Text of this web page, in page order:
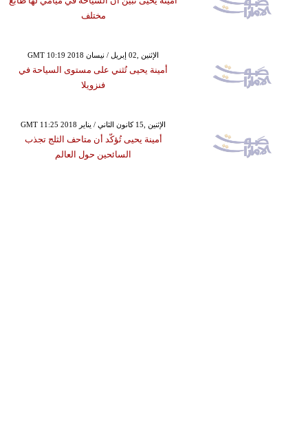
مختلف
GMT 10:19 2018 الإثنين ,02 إبريل / نيسان
أمينة يحيى تُثني على مستوى السياحة في
فنزويلا
GMT 11:25 2018 الإثنين ,15 كانون الثاني / يناير
أمينة يحيى تُؤكّد أن متاحف الثلج تجذب
السائحين حول العالم